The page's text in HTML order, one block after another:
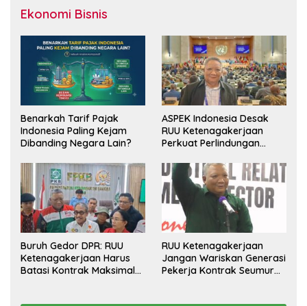
Ekonomi Bisnis
Benarkah Tarif Pajak
Indonesia Paling Kejam
Dibanding Negara Lain?
ASPEK Indonesia Desak
RUU Ketenagakerjaan
Perkuat Perlindungan
Pesangon
Buruh Gedor DPR: RUU
Ketenagakerjaan Harus
Batasi Kontrak Maksimal
RUU Ketenagakerjaan
Jangan Wariskan Generasi
Pekerja Kontrak Seumur